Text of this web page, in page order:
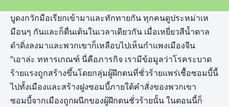
บูดงกวักมือเรียกเข้ามาและทักทายกัน ทุกคนดูประหม่าเห
มือนๆ กันและก็ตื่นเต้นในเวลาเดียวกัน เมื่อเหยี่ยวสีน้ำตาล
ดำดิ่งลงมาและพวกเขาก็เหลือบไปเห็นกำแพงเมืองจีน
“เอาล่ะ ทหารเกณฑ์ นี่คือภารกิจ เรามีข้อมูลว่าโรคระบาด
ร้ายแรงถูกสร้างขึ้นโดยกลุ่มผู้ฝึกตนที่ชั่วร้ายแพร่เชื้อซอมบี้นี้
ไปทั้งเมืองและสร้างฝูงซอมบี้ภายใต้คำสั่งของพวกเขา
ซอมบี้จากเมืองถูกผนึกของผู้ฝึกตนชั่วร้ายนั้น ในตอนนี้ก็